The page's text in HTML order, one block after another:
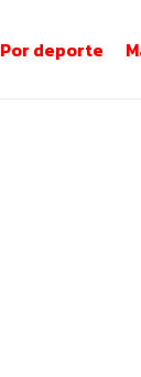
Por deporte